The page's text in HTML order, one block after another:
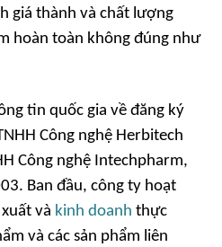
giá thành và chất lượng
hoàn toàn không đúng như
tin quốc gia về đăng ký
Công nghệ Herbitech
Công nghệ Intechpharm,
Ban đầu, công ty hoạt
và kinh doanh thực
và các sản phẩm liên